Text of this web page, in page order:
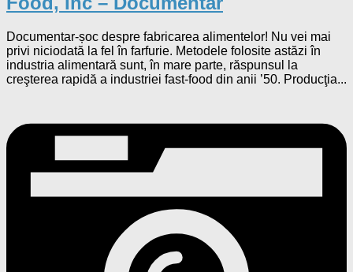
Documentar-șoc despre fabricarea alimentelor! Nu vei mai
privi niciodată la fel în farfurie. Metodele folosite astăzi în
industria alimentară sunt, în mare parte, răspunsul la
creşterea rapidă a industriei fast-food din anii ’50. Producţia...